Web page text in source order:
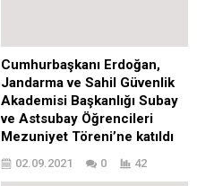
Cumhurbaşkanı Erdoğan,
Jandarma ve Sahil Güvenlik
Akademisi Başkanlığı Subay
ve Astsubay Öğrencileri
Mezuniyet Töreni’ne katıldı
02.09.2021 0 42